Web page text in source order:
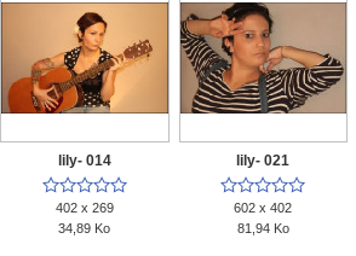
lily- 014

402 x 269
34,89 Ko
lily- 021

602 x 402
81,94 Ko